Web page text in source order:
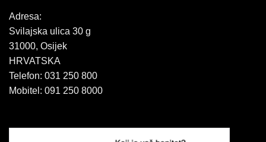
Adresa:
Svilajska ulica 30 g
31000, Osijek
HRVATSKA
Telefon: 031 250 800
Mobitel: 091 250 8000